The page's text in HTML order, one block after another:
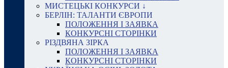
МИСТЕЦЬКІ КОНКУРСИ ↓
БЕРЛІН: ТАЛАНТИ ЄВРОПИ
ПОЛОЖЕННЯ І ЗАЯВКА
КОНКУРСНІ СТОРІНКИ
РІЗДВЯНА ЗІРКА
ПОЛОЖЕННЯ І ЗАЯВКА
КОНКУРСНІ СТОРІНКИ